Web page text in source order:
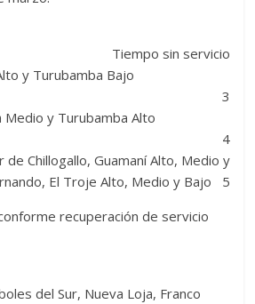
sin servicio
Alto y Turubamba Bajo
Medio y Turubamba Alto
de Chillogallo, Guamaní Alto, Medio y
El Troje Alto, Medio y Bajo 5
recuperación de servicio
del Sur, Nueva Loja, Franco